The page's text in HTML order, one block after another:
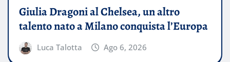
Giulia Dragoni al Chelsea, un altro
talento nato a Milano conquista l’Europa
Luca Talotta Ago 6, 2026